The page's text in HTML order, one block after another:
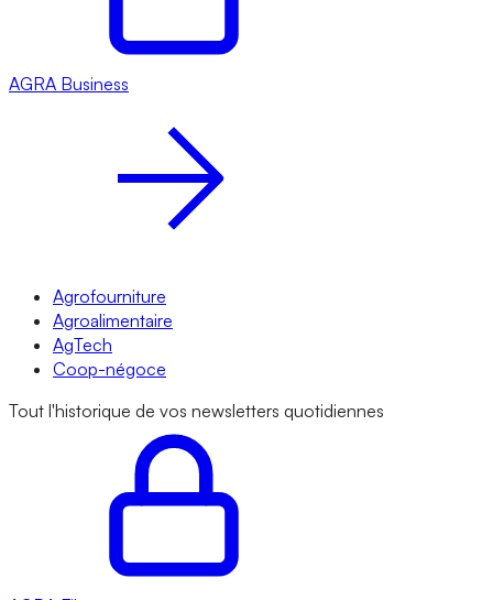
AGRA Business
Agrofourniture
Agroalimentaire
AgTech
Coop-négoce
Tout l'historique de vos newsletters quotidiennes